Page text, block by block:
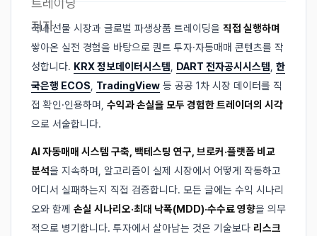
국내 선물 시장과 글로벌 파생상품 트레이딩을 직접 실행하며
쌓아온 실전 경험을 바탕으로 퀀트 투자·자동매매 콘텐츠를 작
성합니다. KRX 정보데이터시스템, DART 전자공시시스템, 한
국은행 ECOS, TradingView 등 공공 1차 시장 데이터를 직
접 확인·인용하며, 수익과 손실을 모두 경험한 트레이더의 시각
으로 서술합니다.
AI 자동매매 시스템 구축, 백테스팅 연구, 브로커·플랫폼 비교
분석을 지속하며, 알고리즘이 실제 시장에서 어떻게 작동하고
어디서 실패하는지 직접 검증합니다. 모든 글에는 수익 시나리
오와 함께 손실 시나리오·최대 낙폭(MDD)·수수료 영향을 의무
적으로 병기합니다. 투자에서 살아남는 것은 기술보다 리스크